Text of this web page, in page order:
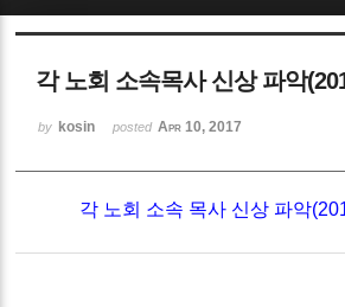
각 노회 소속목사 신상 파악
by kosin posted Apr 10, 2017
각 노회 소속 목사 신상 파악
Sketchbook5, 스케
Sketchbook5, 스케